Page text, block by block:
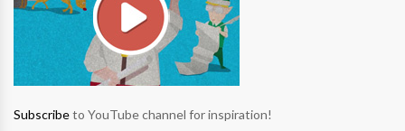
Subscribeto YouTube channel for inspiration!